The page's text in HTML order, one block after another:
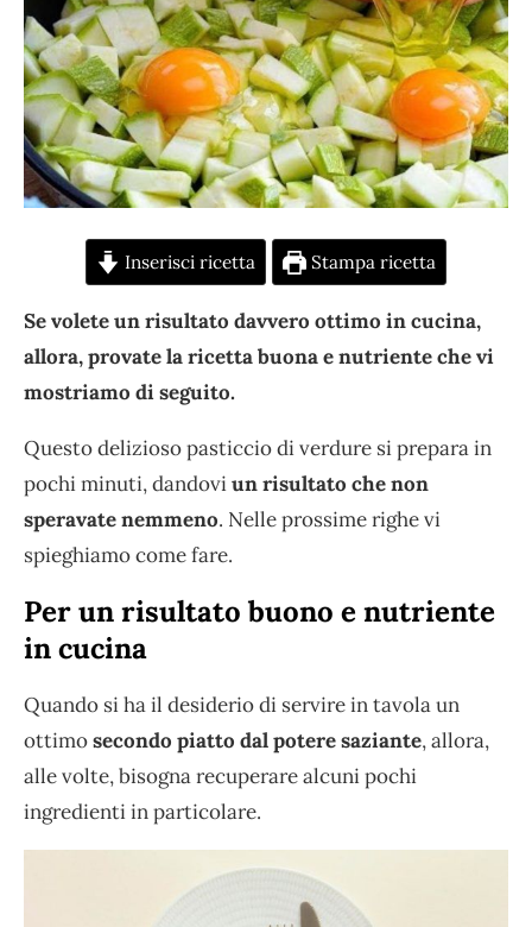
Inserisci ricetta Stampa ricetta
Se volete un risultato davvero ottimo in cucina,
allora, provate la ricetta buona e nutriente che vi
mostriamo di seguito.
Questo delizioso pasticcio di verdure si prepara in
pochi minuti, dandoviun risultato che non
speravate nemmeno. Nelle prossime righe vi
spieghiamo come fare.
Per un risultato buono e nutriente
in cucina
Quando si ha il desiderio di servire in tavola un
ottimosecondo piatto dal potere saziante, allora,
alle volte, bisogna recuperare alcuni pochi
ingredienti in particolare.